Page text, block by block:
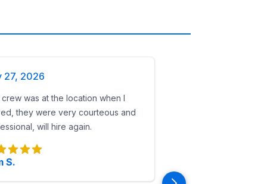
27, 2026
was at the location when I
they were very courteous and
will hire again.
S.